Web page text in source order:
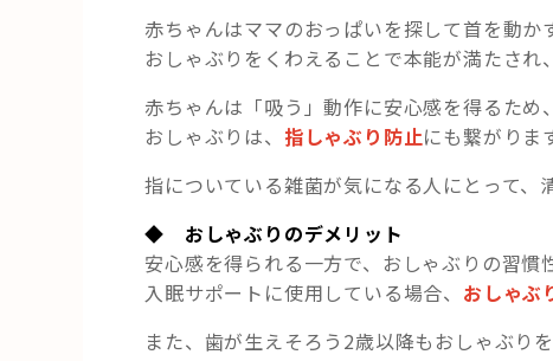
赤ちゃんはママのおっぱいを探して首を動か
おしゃぶりをくわえることで本能が満たされ
赤ちゃんは「吸う」動作に安心感を得るため
おしゃぶりは、 指しゃぶり防止にも繋がりま
指についている雑菌が気になる人にとって、
◆ おしゃぶりのデメリット
安心感を得られる一方で、おしゃぶりの習慣
入眠サポートに使用している場合、 おしゃぶ
また、歯が生えそろう2歳以降もおしゃぶり